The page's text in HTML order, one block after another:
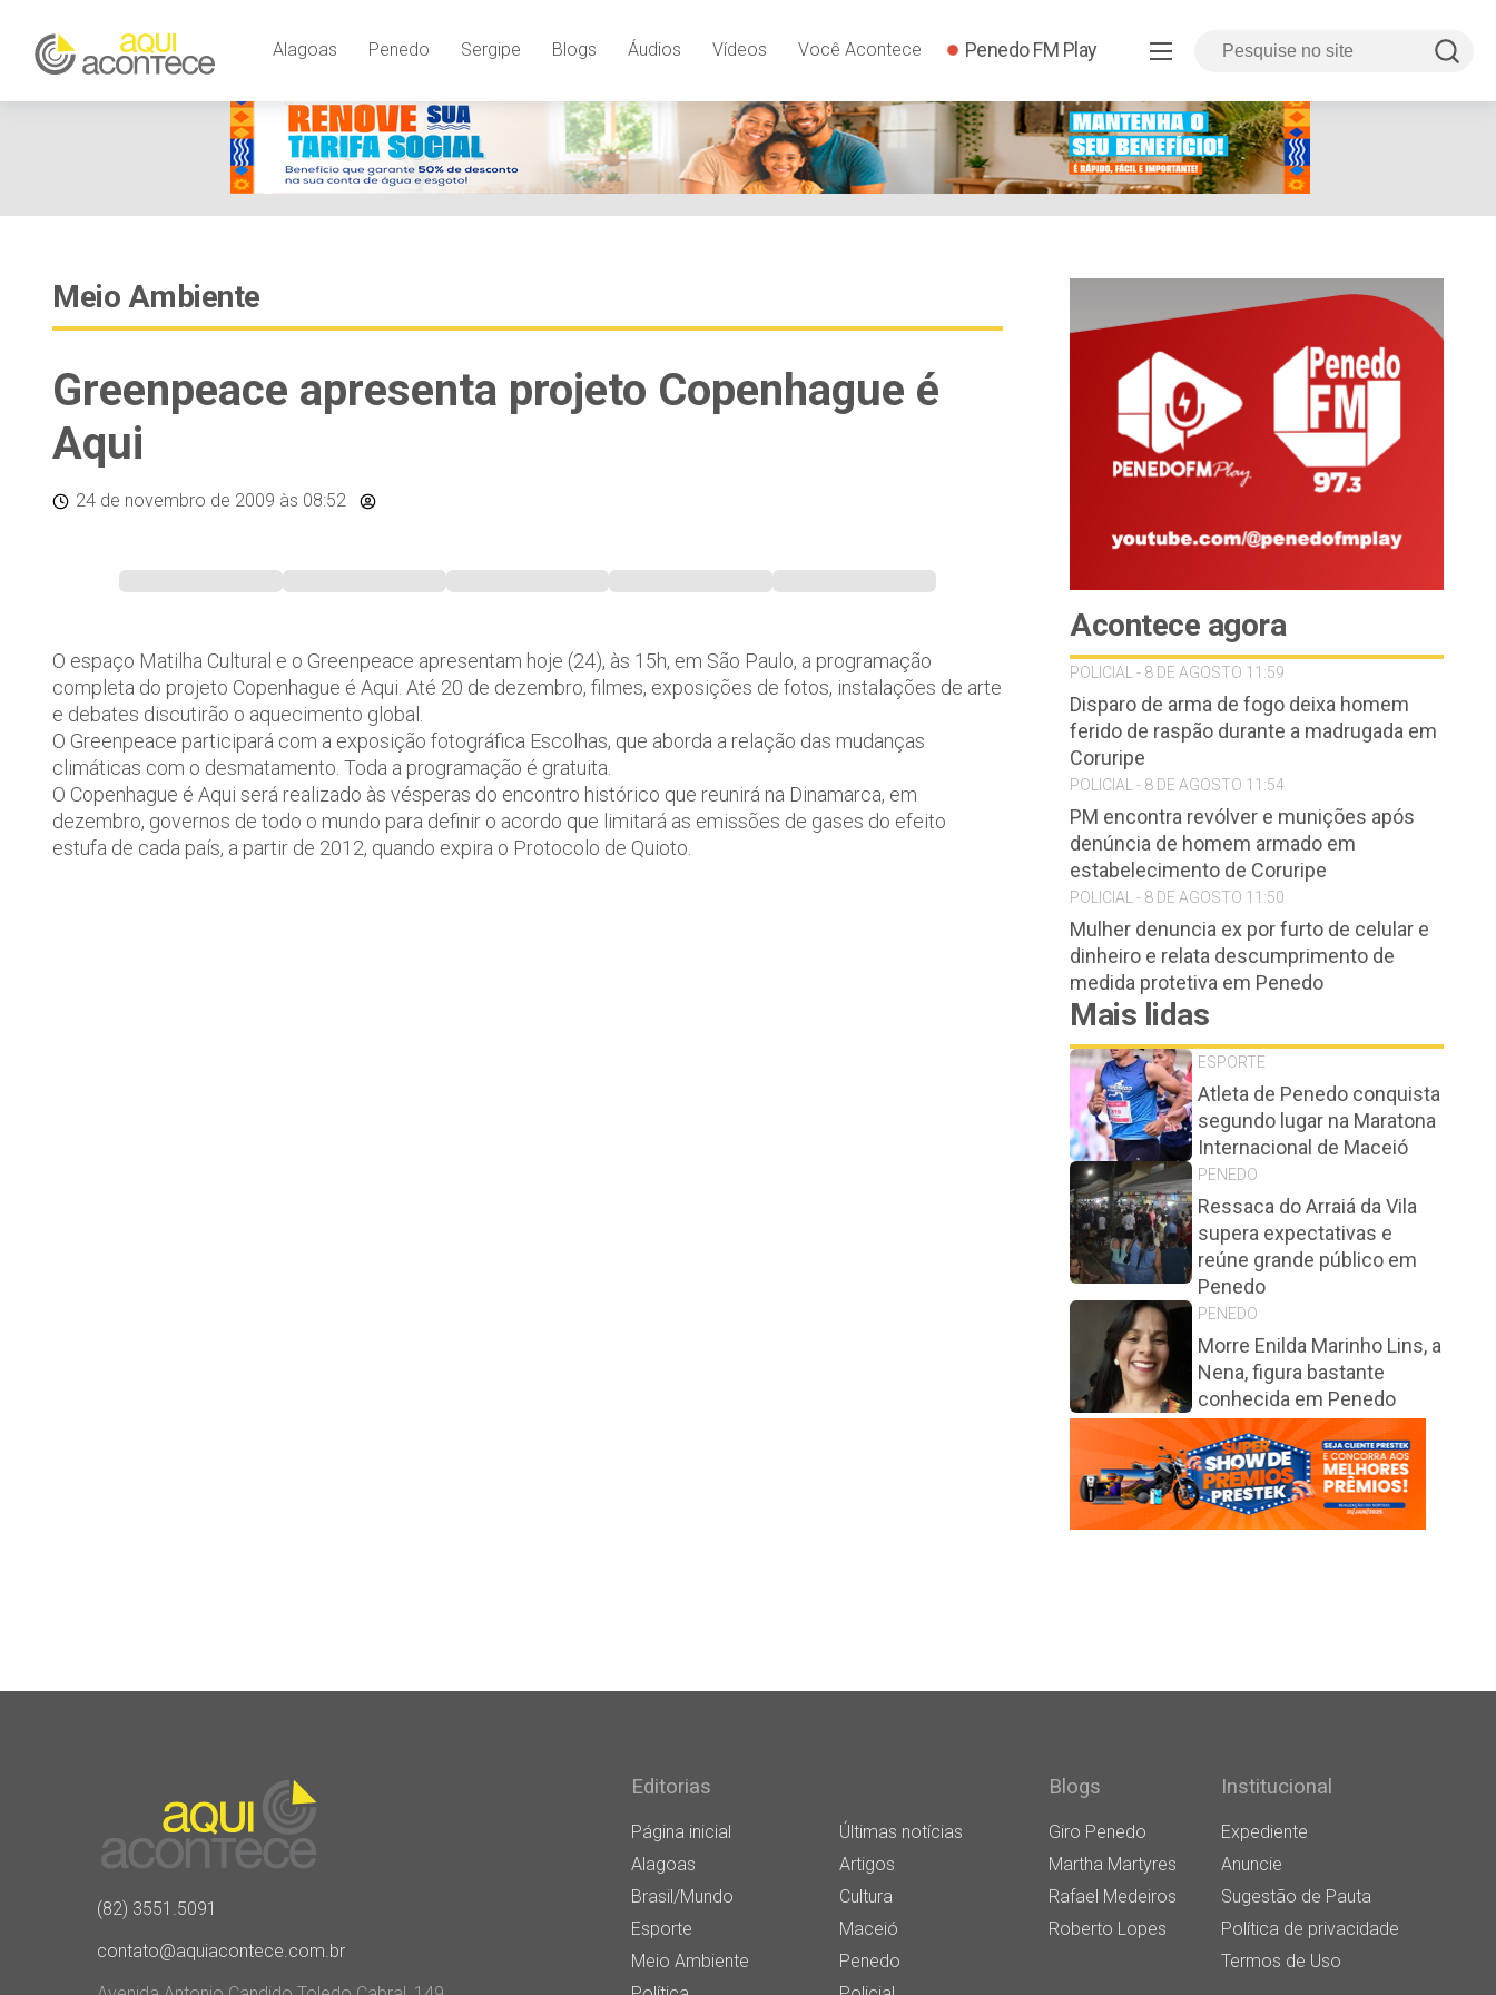
Alagoas Penedo Sergipe Blogs Áudios Vídeos Você Acontece Penedo FM Play
Meio Ambiente
Greenpeace apresenta projeto Copenhague é
Aqui
24 de novembro de 2009 às 08:52
O espaço Matilha Cultural e o Greenpeace apresentam hoje (24), às 15h, em São Paulo, a programação
completa do projeto Copenhague é Aqui. Até 20 de dezembro, filmes, exposições de fotos, instalações de arte
e debates discutirão o aquecimento global.
O Greenpeace participará com a exposição fotográfica Escolhas, que aborda a relação das mudanças
climáticas com o desmatamento. Toda a programação é gratuita.
O Copenhague é Aqui será realizado às vésperas do encontro histórico que reunirá na Dinamarca, em
dezembro, governos de todo o mundo para definir o acordo que limitará as emissões de gases do efeito
estufa de cada país, a partir de 2012, quando expira o Protocolo de Quioto.
Acontece agora
POLICIAL - 8 DE AGOSTO 11:59
Disparo de arma de fogo deixa homem
ferido de raspão durante a madrugada em
Coruripe
POLICIAL - 8 DE AGOSTO 11:54
PM encontra revólver e munições após
denúncia de homem armado em
estabelecimento de Coruripe
POLICIAL - 8 DE AGOSTO 11:50
Mulher denuncia ex por furto de celular e
dinheiro e relata descumprimento de
medida protetiva em Penedo
Mais lidas
ESPORTE
Atleta de Penedo conquista
segundo lugar na Maratona
Internacional de Maceió
PENEDO
Ressaca do Arraiá da Vila
supera expectativas e
reúne grande público em
Penedo
PENEDO
Morre Enilda Marinho Lins, a
Nena, figura bastante
conhecida em Penedo
(82) 3551.5091
contato@aquiacontece.com.br
Editorias
Página inicial
Últimas notícias
Alagoas
Artigos
Brasil/Mundo
Cultura
Esporte
Maceió
Meio Ambiente
Penedo
Blogs
Giro Penedo
Martha Martyres
Rafael Medeiros
Roberto Lopes
Institucional
Expediente
Anuncie
Sugestão de Pauta
Política de privacidade
Termos de Uso